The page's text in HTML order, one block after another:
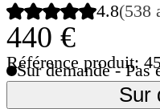
4.8(538
440 €
Référence produit:
Sur demande - Pas
Sur